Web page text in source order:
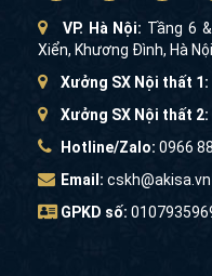
VP. Hà Nội: Tầng 6
Xiển, Khương Đình, Hà Nội
Xưởng SX Nội thất 1:
Xưởng SX Nội thất 2:
Hotline/Zalo: 0966
Email: cskh@akisa.vn
GPKD số: